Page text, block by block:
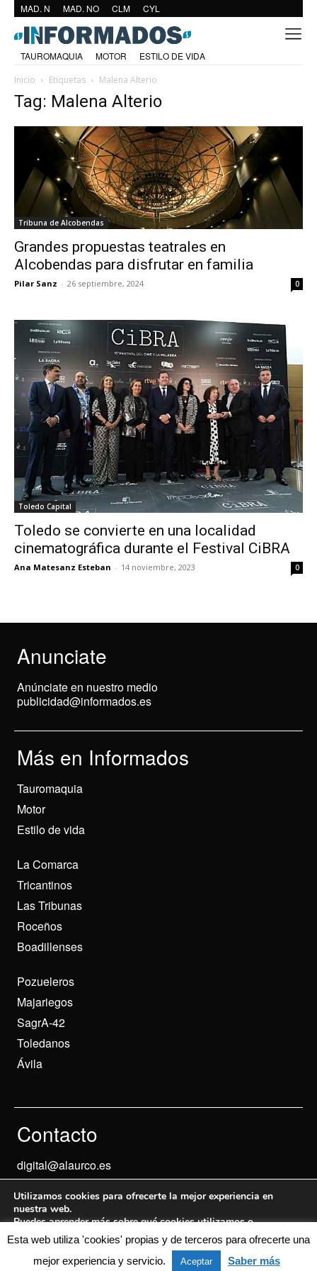
MAD. N MAD. NO CLM CYL
TAUROMAQUIA MOTOR
ESTILO DE VIDA
Inicio
Etiquetas Malena Alterio
Tag: Malena Alterio
Tribuna de Alcobendas
Grandes propuestas teatrales en
Alcobendas para disfrutar en familia
Pilar Sanz - 26 septiembre, 2024 0
Toledo Capital
Toledo se convierte en una localidad
cinematográfica durante el Festival CiBRA
Ana Matesanz Esteban - 14 noviembre, 2023 0
Anunciate
Anúnciate en nuestro medio
publicidad@informados.es
Más en Informados
Tauromaquia
Motor
Estilo de vida
La Comarca
Tricantinos
Las Tribunas
Roceños
Boadillenses
Pozueleros
Majariegos
SagrA-42
Toledanos
Ávila
Contacto
digital@alaurco.es
© 2024 Informados Aviso Legal
Esta web utiliza 'cookies' propias y de terceros para ofrecerte una
mejor experiencia y servicio.
Aceptar Saber más
Utilizamos cookies para ofrecerte la mejor experiencia en
nuestra web.
Puedes aprender más sobre qué cookies utilizamos o
desactivarlas en losajustes.
Aceptar